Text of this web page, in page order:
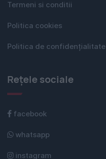
Termeni si conditii
Politica cookies
Politica de confidențialitate
Rețele sociale
facebook
whatsapp
instagram